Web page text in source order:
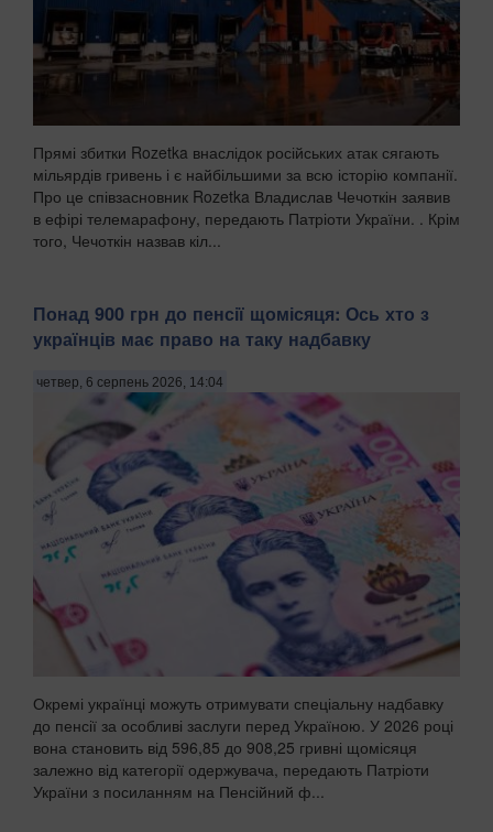
Прямі збитки Rozetka внаслідок російських атак сягають
мільярдів гривень і є найбільшими за всю історію компанії.
Про це співзасновник Rozetka Владислав Чечоткін заявив
в ефірі телемарафону, передають Патріоти України. . Крім
того, Чечоткін назвав кіл...
Понад 900 грн до пенсії щомісяця: Ось хто з
українців має право на таку надбавку
четвер, 6 серпень 2026, 14:04
Окремі українці можуть отримувати спеціальну надбавку
до пенсії за особливі заслуги перед Україною. У 2026 році
вона становить від 596,85 до 908,25 гривні щомісяця
залежно від категорії одержувача, передають Патріоти
України з посиланням на Пенсійний ф...